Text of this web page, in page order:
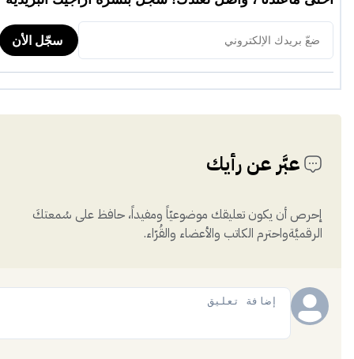
عبَّر عن رأيك
إحرص أن يكون تعليقك موضوعيّاً ومفيداً، حافظ على سُمعتكَ
الرقميَّةواحترم الكاتب والأعضاء والقُرّاء.